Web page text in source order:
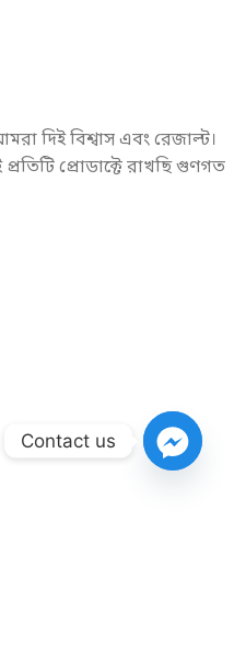
দিই বিশ্বাস এবং রেজাল্ট।
প্রোডাক্টে রাখছি গুণগত
Contact us